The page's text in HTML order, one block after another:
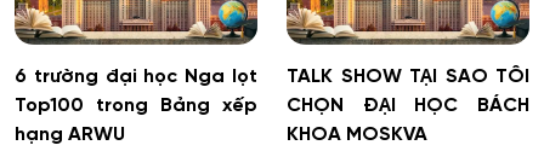
6 trường đại học Nga lọt
Top100 trong Bảng xếp
hạng ARWU
TALK SHOW TẠI SAO TÔI
CHỌN ĐẠI HỌC BÁCH
KHOA MOSKVA